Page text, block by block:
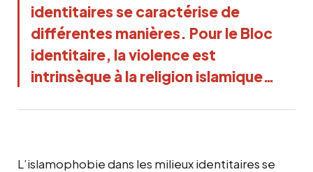
identitaires se caractérise de
différentes manières. Pour le Bloc
identitaire, la violence est
intrinsèque à la religion islamique…
L’islamophobie dans les milieux identitaires se